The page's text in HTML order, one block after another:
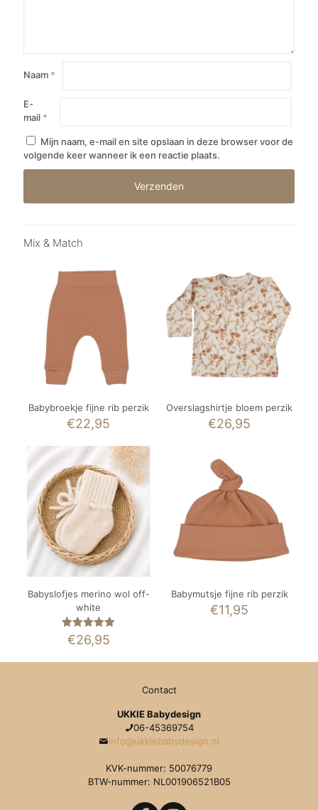
Naam *
E-
mail *
Mijn naam, e-mail en site opslaan in deze browser voor de
volgende keer wanneer ik een reactie plaats.
Mix & Match
Babybroekje fijne rib perzik
€22,95
Overslagshirtje bloem perzik
€26,95
Babyslofjes merino wol off-
white
Gewaardeerd
5.00
€26,95
Babymutsje fijne rib perzik
€11,95
Contact
UKKIE Babydesign
06-45369754
info@ukkiebabydesign.nl
KVK-nummer: 50076779
BTW-nummer: NL001906521B05